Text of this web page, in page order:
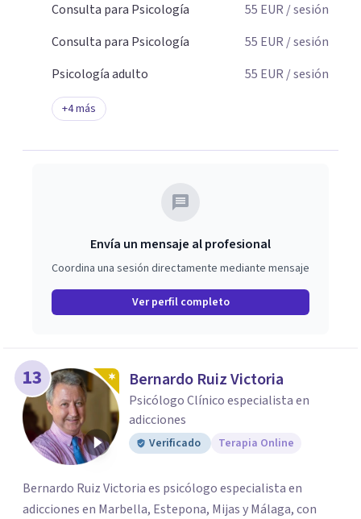
Consulta para Psicología
55 EUR / sesión
Consulta para Psicología
55 EUR / sesión
Psicología adulto
55 EUR / sesión
+4más
Envía un mensaje al profesional
Coordina una sesión directamente mediante mensaje
Ver perfil completo
13 Bernardo Ruiz Victoria
Psicólogo Clínico especialista en
adicciones
Verificado Terapia Online
Bernardo Ruiz Victoria es psicólogo especialista en
adicciones en Marbella, Estepona, Mijas y Málaga, con